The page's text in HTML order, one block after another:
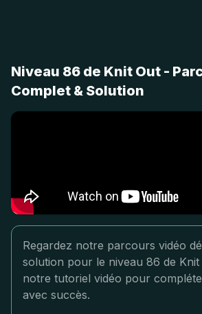
Niveau 86 de Knit Out -
Complet & Solution
Regardez notre parcours vidéo
solution pour le niveau 86 de Knit
notre tutoriel vidéo pour
avec succès.